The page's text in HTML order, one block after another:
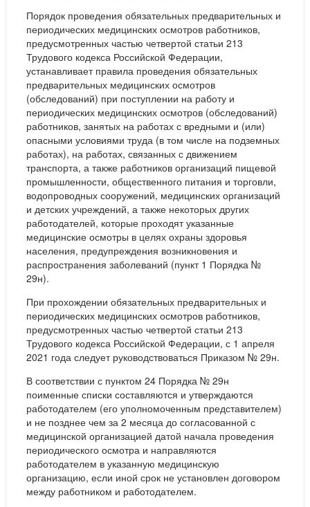
Порядок проведения обязательных предварительных и
периодических медицинских осмотров работников,
предусмотренных частью четвертой статьи 213
Трудового кодекса Российской Федерации,
устанавливает правила проведения обязательных
предварительных медицинских осмотров
(обследований) при поступлении на работу и
периодических медицинских осмотров (обследований)
работников, занятых на работах с вредными и (или)
опасными условиями труда (в том числе на подземных
работах), на работах, связанных с движением
транспорта, а также работников организаций пищевой
промышленности, общественного питания и торговли,
водопроводных сооружений, медицинских организаций
и детских учреждений, а также некоторых других
работодателей, которые проходят указанные
медицинские осмотры в целях охраны здоровья
населения, предупреждения возникновения и
распространения заболеваний (пункт 1 Порядка №
29н).
При прохождении обязательных предварительных и
периодических медицинских осмотров работников,
предусмотренных частью четвертой статьи 213
Трудового кодекса Российской Федерации, с 1 апреля
2021 года следует руководствоваться Приказом № 29н.
В соответствии с пунктом 24 Порядка № 29н
поименные списки составляются и утверждаются
работодателем (его уполномоченным представителем)
и не позднее чем за 2 месяца до согласованной с
медицинской организацией датой начала проведения
периодического осмотра и направляются
работодателем в указанную медицинскую
организацию, если иной срок не установлен договором
между работником и работодателем.